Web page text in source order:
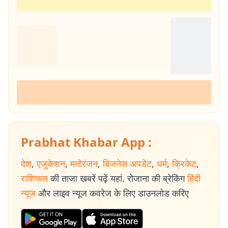
Prabhat Khabar App :
देश, एजुकेशन, मनोरंजन, बिजनेस अपडेट, धर्म, क्रिकेट,
राशिफल की ताजा खबरें पढ़ें यहां. रोजाना की ब्रेकिंग हिंदी
न्यूज और लाइव न्यूज कवरेज के लिए डाउनलोड करिए